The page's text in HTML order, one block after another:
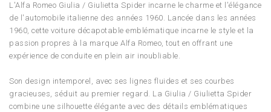
L'Alfa Romeo Giulia / Giulietta Spider incarne le charme et l'élégance
de l'automobile italienne des années 1960. Lancée dans les années
1960, cette voiture décapotable emblématique incarne le style et la
passion propres à la marque Alfa Romeo, tout en offrant une
expérience de conduite en plein air inoubliable.
Son design intemporel, avec ses lignes fluides et ses courbes
gracieuses, séduit au premier regard. La Giulia / Giulietta Spider
combine une silhouette élégante avec des détails emblématiques